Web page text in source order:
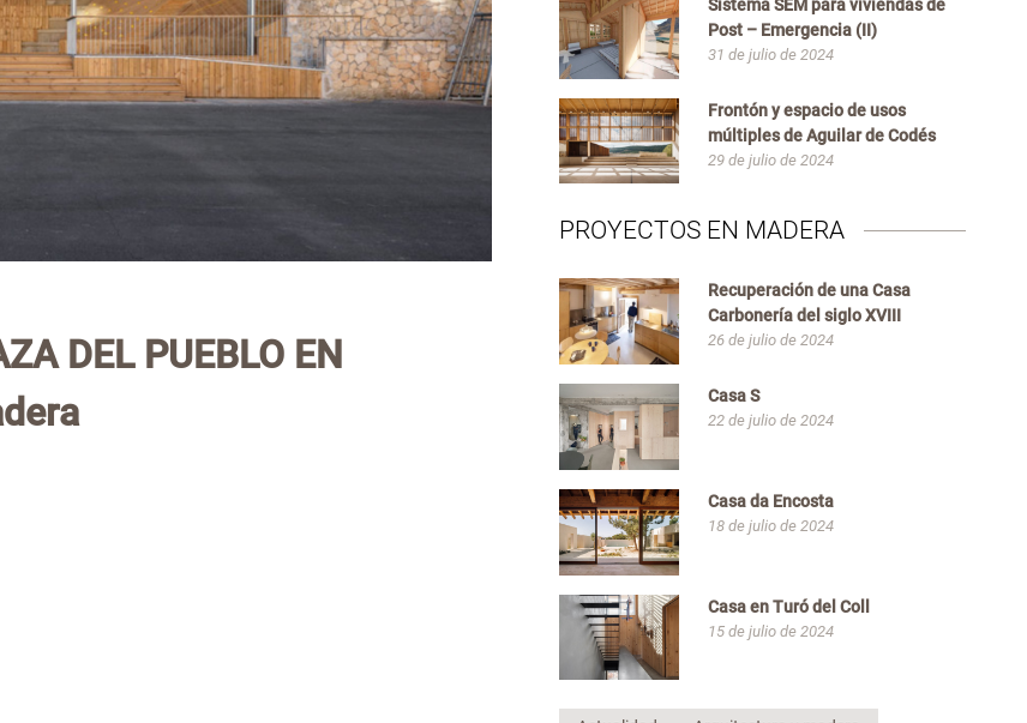
DEL PUEBLO EN
Sistema SEM para viviendas de
Post – Emergencia (II)
31 de julio de 2024
Frontón y espacio de usos
múltiples de Aguilar de Codés
29 de julio de 2024
PROYECTOS EN MADERA
Recuperación de una Casa
Carbonería del siglo XVIII
26 de julio de 2024
Casa S
22 de julio de 2024
Casa da Encosta
18 de julio de 2024
Casa en Turó del Coll
15 de julio de 2024